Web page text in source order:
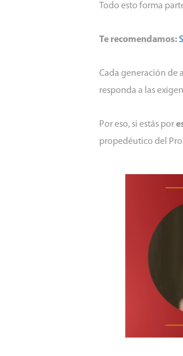
Todo esto forma
Te recomendamos:
Cada generación de
responda a las
Por eso, si estás por
propedéutico del